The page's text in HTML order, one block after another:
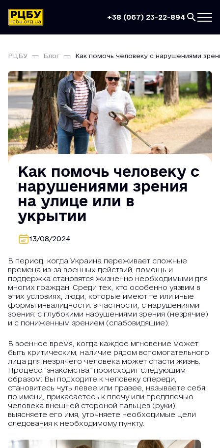
+38 (067) 23-22-894
РЦБУ Блог Как помочь человеку с нарушениями
Как помочь человеку с
нарушениями зрения
на улице или в
укрытии
13/08/2024
В период, когда Украина переживает сложные
времена из-за военных действий, помощь и
поддержка становятся жизненно необходимыми для
многих граждан. Среди тех, кто особенно уязвим в
этих условиях, люди, которые имеют те или иные
формы инвалидности. в частности, с нарушениями
зрения: с глубокими нарушениями зрения (незрячие)
и с пониженным зрением (слабовидящие).
В военное время, когда каждое мгновение может
быть критическим, наличие рядом вспомогательного
лица для незрячего человека может спасти жизнь.
Процесс "знакомства" происходит следующим
образом: Вы подходите к человеку спереди,
становитесь чуть левее или правее, называете себя
по имени, прикасаетесь к плечу или предплечью
человека внешней стороной пальцев (руки),
выясняете его имя, уточняете необходимые цели
следования к необходимому пункту.